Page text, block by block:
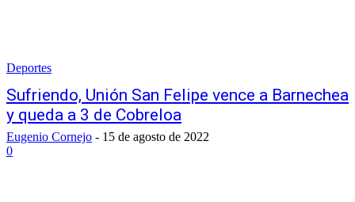
Deportes
Sufriendo, Unión San Felipe vence a Barnechea
y queda a 3 de Cobreloa
Eugenio Cornejo - 15 de agosto de 2022
0